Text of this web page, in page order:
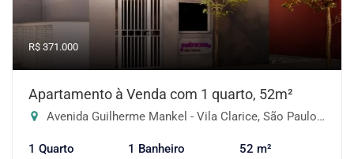
R$ 371.000
Apartamento à Venda com 1 quarto, 52m²
Avenida Guilherme Mankel - Vila Clarice, São Paulo-SP
1 Quarto 1 Banheiro 52 m²